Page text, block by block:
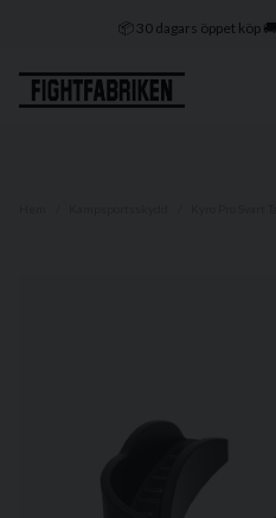
🚀 1–3 dagars